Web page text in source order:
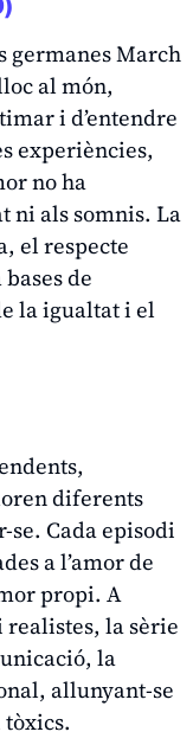
germanes March
al món,
i d’entendre
experiències,
no ha
ni als somnis. La
el respecte
de
la igualtat i el
diferents
se. Cada episodi
a l’amor de
propi. A
realistes, la sèrie
la
allunyant-se